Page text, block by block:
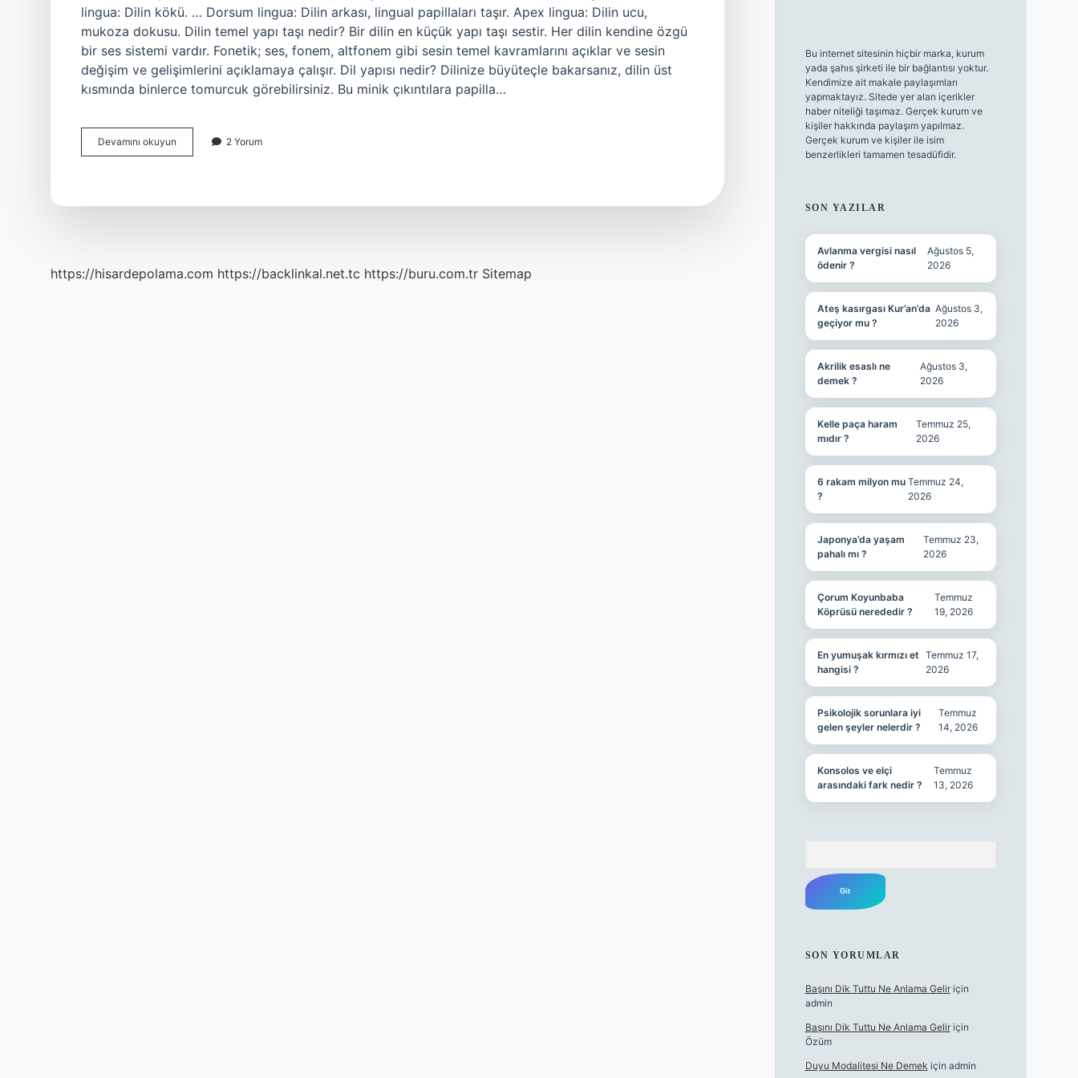
lingua: Dilin kökü. … Dorsum lingua: Dilin arkası, lingual papillaları taşır. Apex lingua: Dilin ucu,
mukoza dokusu. Dilin temel yapı taşı nedir? Bir dilin en küçük yapı taşı sestir. Her dilin kendine özgü
bir ses sistemi vardır. Fonetik; ses, fonem, altfonem gibi sesin temel kavramlarını açıklar ve sesin
değişim ve gelişimlerini açıklamaya çalışır. Dil yapısı nedir? Dilinize büyüteçle bakarsanız, dilin üst
kısmında binlerce tomurcuk görebilirsiniz. Bu minik çıkıntılara papilla…
Devamını okuyun
Temelinde
2 Yorum
https://hisardepolama.com https://backlinkal.net.tc https://buru.com.tr Sitemap
Bu internet sitesinin hiçbir marka, kurum
yada şahıs şirketi ile bir bağlantısı yoktur.
Kendimize ait makale paylaşımları
yapmaktayız. Sitede yer alan içerikler
haber niteliği taşımaz. Gerçek kurum ve
kişiler hakkında paylaşım yapılmaz.
Gerçek kurum ve kişiler ile isim
benzerlikleri tamamen tesadüfidir.
SON YAZILAR
Avlanma vergisi nasıl
ödenir ?
Ağustos 5,
2026
Ateş kasırgası Kur’an’da
geçiyor mu ?
Ağustos 3,
2026
Akrilik esaslı ne
demek ?
Ağustos 3,
2026
Kelle paça haram
mıdır ?
Temmuz 25,
2026
6 rakam milyon mu
?
Temmuz 24,
2026
Japonya’da yaşam
pahalı mı ?
Temmuz 23,
2026
Çorum Koyunbaba
Köprüsü nerededir ?
Temmuz
19, 2026
En yumuşak kırmızı et
hangisi ?
Temmuz 17,
2026
Psikolojik sorunlara iyi
gelen şeyler nelerdir ?
Temmuz
14, 2026
Konsolos ve elçi
arasındaki fark nedir ?
Temmuz
13, 2026
SON YORUMLAR
Başını Dik Tuttu Ne Anlama Geliriçin
admin
Başını Dik Tuttu Ne Anlama Geliriçin
Özüm
Duyu Modalitesi Ne Demek için admin